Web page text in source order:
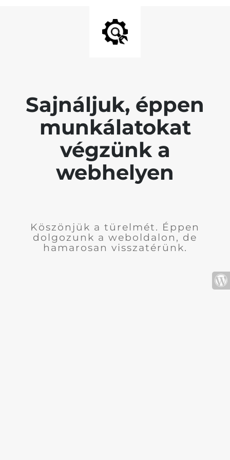
Sajnáljuk, éppen
munkálatokat
végzünk a
webhelyen
Köszönjük a türelmét. Éppen
dolgozunk a weboldalon, de
hamarosan visszatérünk.